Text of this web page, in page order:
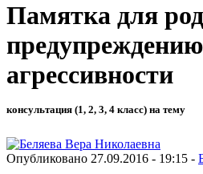
Памятка для
агрессивности
консультация (1, 2, 3, 4 класс) на тему
Опубликовано 27.09.2016 - 19:15 -